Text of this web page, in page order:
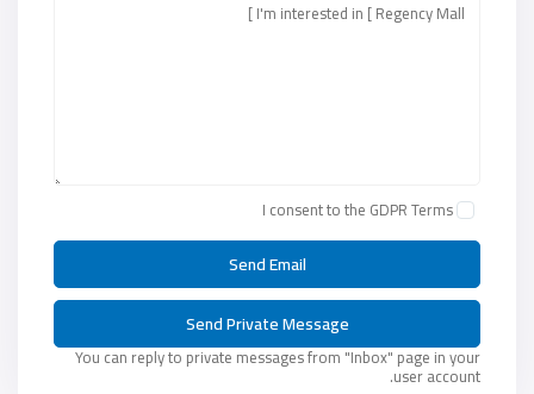
I consent to the GDPR Terms
You can reply to private messages from "Inbox" page in your
user account.